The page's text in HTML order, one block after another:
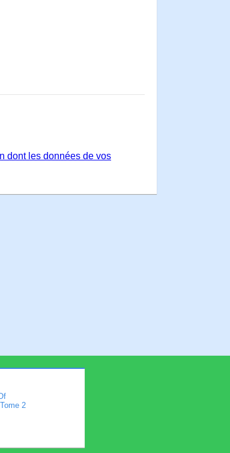
dont les données de vos
2